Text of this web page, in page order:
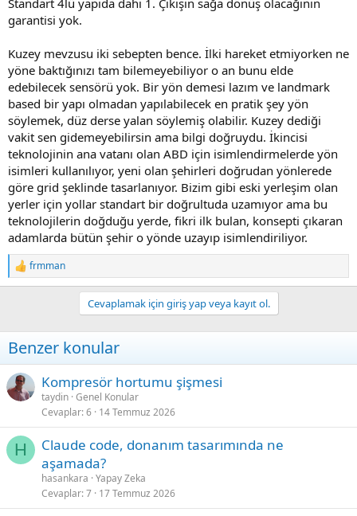
Standart 4lü yapıda dahi 1. Çıkışın sağa dönüş olacağının
garantisi yok.
Kuzey mevzusu iki sebepten bence. İlki hareket etmiyorken ne
yöne baktığınızı tam bilemeyebiliyor o an bunu elde
edebilecek sensörü yok. Bir yön demesi lazım ve landmark
based bir yapı olmadan yapılabilecek en pratik şey yön
söylemek, düz derse yalan söylemiş olabilir. Kuzey dediği
vakit sen gidemeyebilirsin ama bilgi doğruydu. İkincisi
teknolojinin ana vatanı olan ABD için isimlendirmelerde yön
isimleri kullanılıyor, yeni olan şehirleri doğrudan yönlerede
göre grid şeklinde tasarlanıyor. Bizim gibi eski yerleşim olan
yerler için yollar standart bir doğrultuda uzamıyor ama bu
teknolojilerin doğduğu yerde, fikri ilk bulan, konsepti çıkaran
adamlarda bütün şehir o yönde uzayıp isimlendiriliyor.
R
e
i
o
s
:
frmman
Cevaplamak için giriş yap veya kayıt ol.
Benzer konular
Kompresör hortumu şişmesi
taydin Genel Konular
Cevaplar 6 14 Temmuz 2026
H
Claude code, donanım tasarımında ne
aşamada?
hasankara Yapay Zeka
Cevaplar 7 17 Temmuz 2026